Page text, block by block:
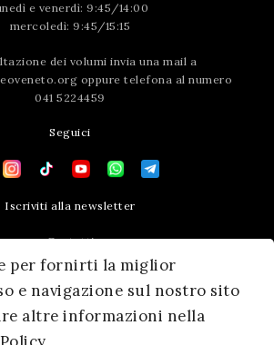
per fornirti la miglior
e navigazione sul nostro sito
altre informazioni nella
e venerdì: 9:45/14:00
mercoledì: 9:45/15:15
dei volumi invia una mail a
oppure telefona al numero
041 5224459
Seguici
Iscriviti alla newsletter
Contatti